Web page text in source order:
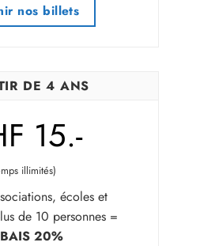
nos billets
DE 4 ANS
15.-
illimités)
écoles et
de 10 personnes =
20%